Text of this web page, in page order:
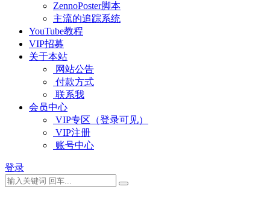
ZennoPoster脚本
主流的追踪系统
YouTube教程
VIP招募
关于本站
网站公告
付款方式
联系我
会员中心
VIP专区（登录可见）
VIP注册
账号中心
登录